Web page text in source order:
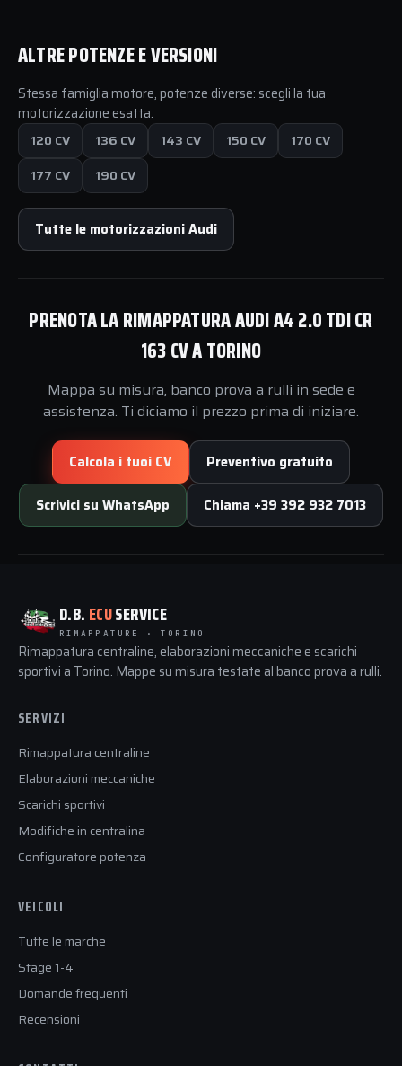
ALTRE POTENZE E VERSIONI
Stessa famiglia motore, potenze diverse: scegli la tua
motorizzazione esatta.
120 CV
136 CV 143 CV 150 CV
170 CV
177 CV
190 CV
Tutte le motorizzazioni Audi
PRENOTA LA RIMAPPATURA AUDI A4 2.0 TDI CR
163 CV A TORINO
Mappa su misura, banco prova a rulli in sede e
assistenza. Ti diciamo il prezzo prima di iniziare.
Calcola i tuoi CV Preventivo gratuito
Scrivici su WhatsApp Chiama +39 392 932 7013
D.B. ECUSERVICE
RIMAPPATURE · TORINO
Rimappatura centraline, elaborazioni meccaniche e scarichi
sportivi a Torino. Mappe su misura testate al banco prova a rulli.
SERVIZI
Rimappatura centraline
Elaborazioni meccaniche
Scarichi sportivi
Modifiche in centralina
Configuratore potenza
VEICOLI
Tutte le marche
Stage 1-4
Domande frequenti
Recensioni